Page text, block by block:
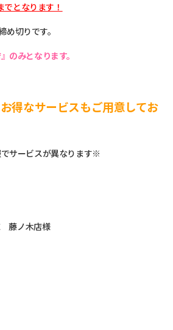
でとなります！
切りです。
のみとなります。
得なサービスもご用意してお
サービスが異なります※
藤ノ木店様